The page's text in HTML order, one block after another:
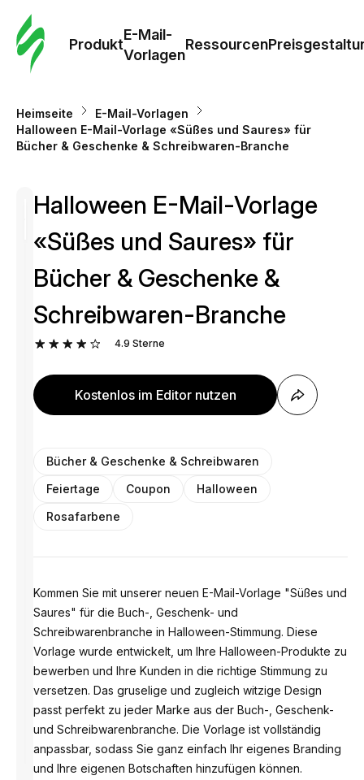
Produkt
E-Mail-
Vorlagen
Ressourcen
Heimseite
E-Mail-Vorlagen
Halloween E-Mail-Vorlage «Süßes und Saures» für
Bücher & Geschenke & Schreibwaren-Branche
Halloween E-Mail-Vorlage
«Süßes und Saures» für
Bücher & Geschenke &
Schreibwaren-Branche
4.9 Sterne
Kostenlos im Editor nutzen
Bücher & Geschenke & Schreibwaren
Feiertage
Coupon
Halloween
Rosafarbene
Kommen Sie mit unserer neuen E-Mail-Vorlage "Süßes und
Saures" für die Buch-, Geschenk- und
Schreibwarenbranche in Halloween-Stimmung. Diese
Vorlage wurde entwickelt, um Ihre Halloween-Produkte zu
bewerben und Ihre Kunden in die richtige Stimmung zu
versetzen. Das gruselige und zugleich witzige Design
passt perfekt zu jeder Marke aus der Buch-, Geschenk-
und Schreibwarenbranche. Die Vorlage ist vollständig
anpassbar, sodass Sie ganz einfach Ihr eigenes Branding
und Ihre eigenen Botschaften hinzufügen können.